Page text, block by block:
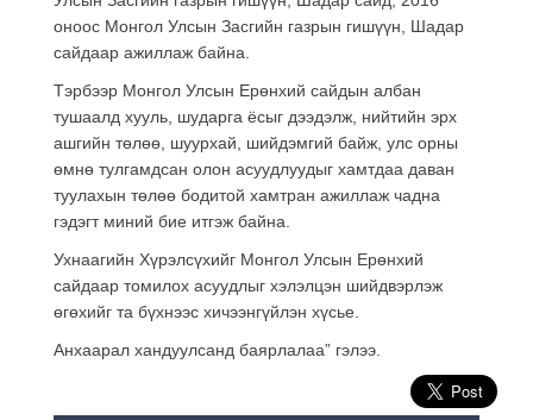
оноос Монгол Улсын Засгийн газрын гишүүн, Шадар
сайдаар ажиллаж байна.
Тэрбээр Монгол Улсын Ерөнхий сайдын албан
тушаалд хууль, шударга ёсыг дээдэлж, нийтийн эрх
ашгийн төлөө, шуурхай, шийдэмгий байж, улс орны
өмнө тулгамдсан олон асуудлуудыг хамтдаа даван
туулахын төлөө бодитой хамтран ажиллаж чадна
гэдэгт миний бие итгэж байна.
Ухнаагийн Хүрэлсүхийг Монгол Улсын Ерөнхий
сайдаар томилох асуудлыг хэлэлцэн шийдвэрлэж
өгөхийг та бүхнээс хичээнгүйлэн хүсье.
Анхаарал хандуулсанд баярлалаа” гэлээ.